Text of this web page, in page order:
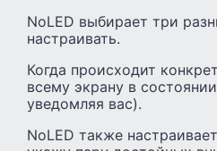
NoLED выбирает три
настраивать.
Когда происходит
всему экрану в
уведомляя вас).
NoLED также